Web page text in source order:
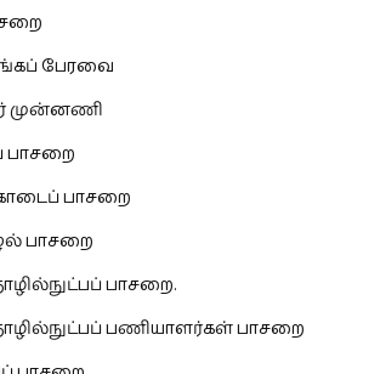
பேரவை
முன்னணி
பாசறை
பாசறை
பாசறை
பாசறை.
பணியாளர்கள் பாசறை